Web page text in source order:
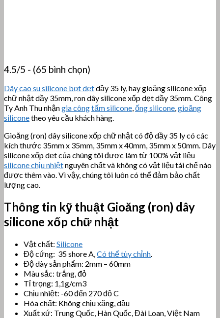
4.5/5 - (65 bình chọn)
Dây cao su silicone bọt dẹtdầy 35 ly, hay gioăng silicone xốp
chữ nhật dầy 35mm, ron dây silicone xốp dẹt dầy 35mm. Công
Ty Anh Thu nhậngia côngtấm silicone,ống silicone,gioăng
siliconetheo yêu cầu khách hàng.
Gioăng (ron) dây silicone xốp chữ nhật có độ dầy 35 ly có các
kích thước 35mm x 35mm, 35mm x 40mm, 35mm x 50mm. Dây
silicone xốp dẹt của chúng tôi được làm từ 100% vật liệu
silicone chịu nhiệtnguyên chất và không có vật liệu tái chế nào
được thêm vào. Vì vậy, chúng tôi luôn có thể đảm bảo chất
lượng cao.
Thông tin kỹ thuật Gioăng (ron) dây
silicone xốp chữ nhật
Vật chất: Silicone
Độ cứng: 35 shore A, Có thể tùy chỉnh
Độ dày sản phẩm: 2mm – 60mm
Màu sắc: trắng, đỏ
Tỉ trọng: 1,1g/cm3
Chịu nhiệt: -60 đến 270 độ C
Hóa chất: Không chịu xăng, dầu
Xuất xứ: Trung Quốc, Hàn Quốc, Đài Loan, Việt Nam